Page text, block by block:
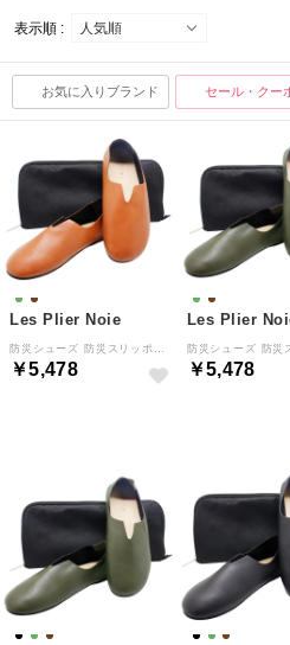
表示順 :
お気に入りブランド セール・クー
Les Plier Noie
￥5,478
Les Plier
￥5,478